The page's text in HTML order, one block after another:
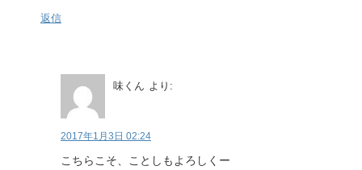
返信
味くん より:
2017年1月3日 02:24
こちらこそ、ことしもよろしくー